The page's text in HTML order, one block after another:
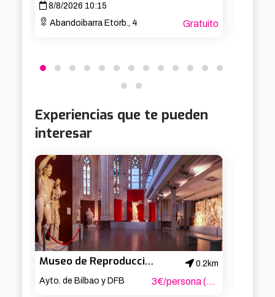
8/8/2026 10:15
Abandoibarra Etorb., 4
Gratuito
Experiencias que te pueden
interesar
Museo de Reproducciones de Bilbao
0.2km
Ayto. de Bilbao y DFB
3€/persona (Consultar precios especiales)